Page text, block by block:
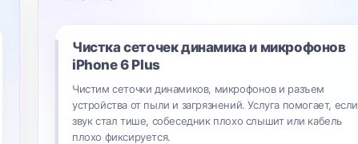
Чистка сеточек динамика и микрофонов
iPhone 6 Plus
Чистим сеточки динамиков, микрофонов и разъем
устройства от пыли и загрязнений. Услуга помогает, если
звук стал тише, собеседник плохо слышит или кабель
плохо фиксируется.